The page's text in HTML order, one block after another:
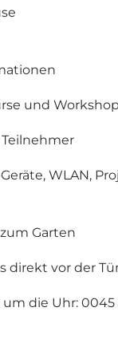
und
WLAN,
Garten
direkt vor der
die Uhr: 0045